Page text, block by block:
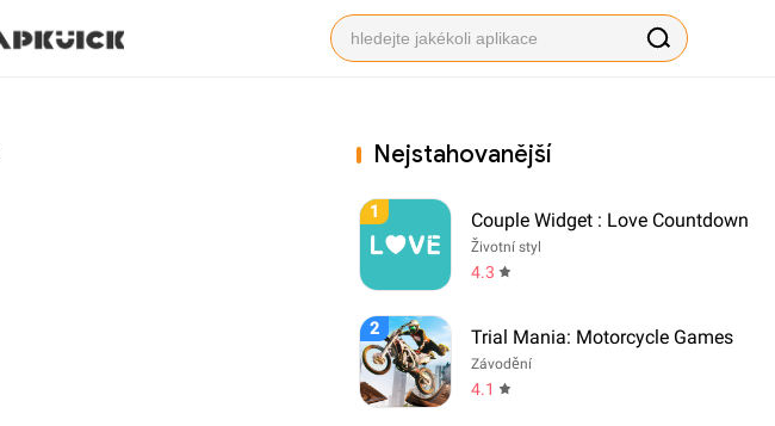
Nejstahovanější
1 Couple Widget : Love Countdown
Životní styl
4.3
2 Trial Mania: Motorcycle Games
Závodění
4.1